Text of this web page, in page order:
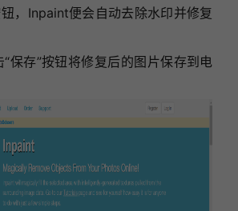
，Inpaint便会自动去除水印并修复
保存”按钮将修复后的图片保存到电